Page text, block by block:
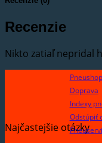
Recenzie
Nikto zatiaľ nepridal
Pneushop
Doprava
Indexy
Odstúpiť
Najčastejšie otázky